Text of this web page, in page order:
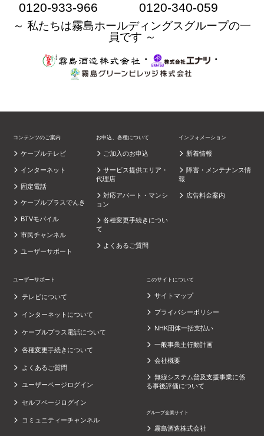
0120-933-966 0120-340-059
～ 私たちは霧島ホールディングスグループの一
員です ～
・
・
コンテンツのご案内
ケーブルテレビ
インターネット
固定電話
ケーブルプラスでんき
BTVモバイル
市民チャンネル
ユーザーサポート
お申込、各種について
ご加入のお申込
サービス提供エリア・
代理店
対応アパート・マンシ
ョン
各種変更手続きについ
て
よくあるご質問
インフォメーション
新着情報
障害・メンテナンス情
報
広告料金案内
ユーザーサポート
テレビについて
インターネットについて
ケーブルプラス電話について
各種変更手続きについて
よくあるご質問
ユーザーページログイン
セルフページログイン
コミュニティーチャンネル
このサイトについて
サイトマップ
プライバシーポリシー
NHK団体一括支払い
一般事業主行動計画
会社概要
無線システム普及支援事業に係
る事後評価について
グループ企業サイト
霧島酒造株式会社